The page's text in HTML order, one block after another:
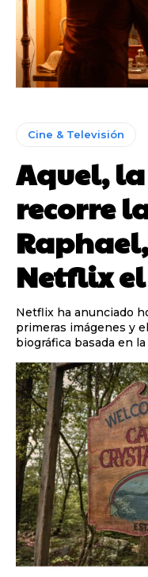
Cine & Televisión
Aquel,
recorre
Netflix
Netflix ha anunciado
primeras imágenes y
biográfica basada en la